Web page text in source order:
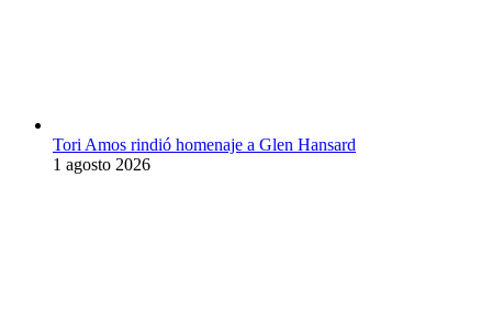
Tori Amos rindió homenaje a Glen Hansard
1 agosto 2026